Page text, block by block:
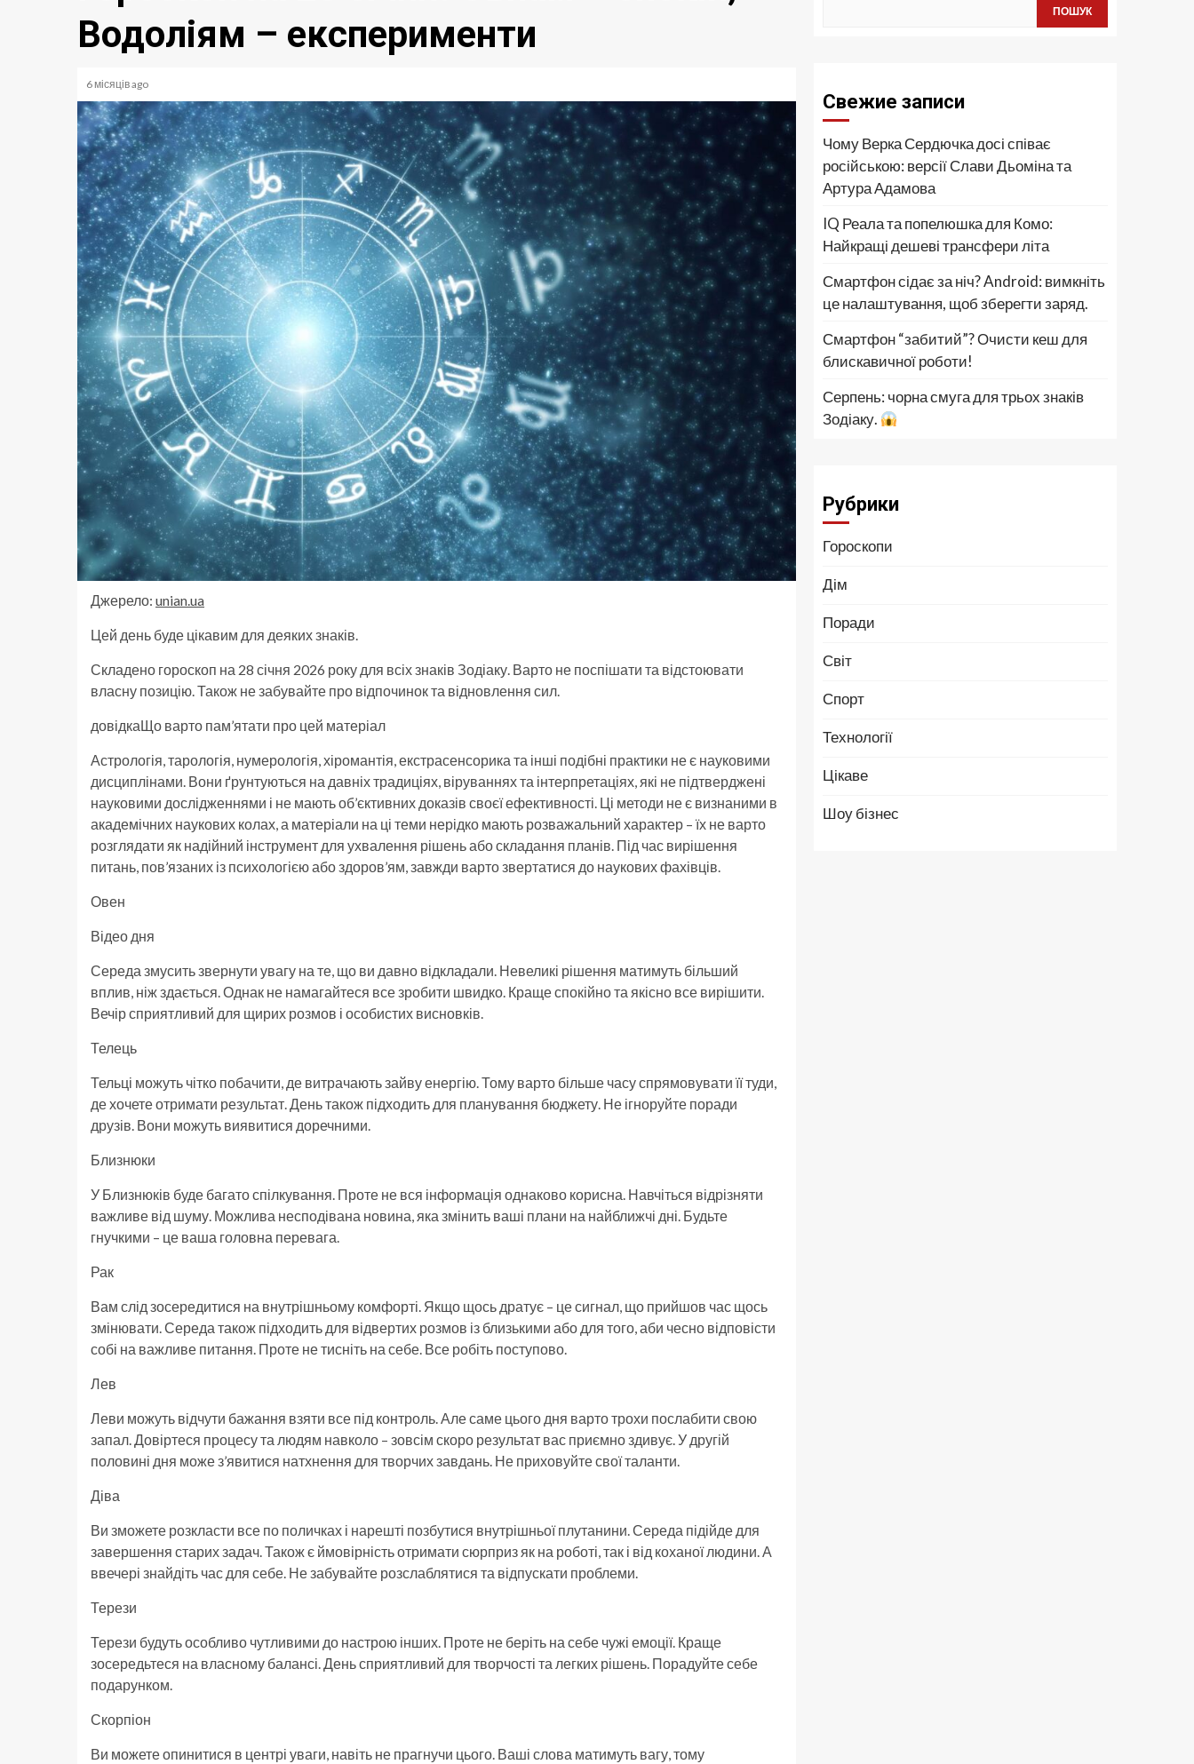
Водоліям – експерименти
6 місяців ago
Джерело: unian.ua
Цей день буде цікавим для деяких знаків.
Складено гороскоп на 28 січня 2026 року для всіх знаків Зодіаку. Варто не поспішати та відстоювати
власну позицію. Також не забувайте про відпочинок та відновлення сил.
довідкаЩо варто пам’ятати про цей матеріал
Астрологія, тарологія, нумерологія, хіромантія, екстрасенсорика та інші подібні практики не є науковими
дисциплінами. Вони ґрунтуються на давніх традиціях, віруваннях та інтерпретаціях, які не підтверджені
науковими дослідженнями і не мають об’єктивних доказів своєї ефективності. Ці методи не є визнаними в
академічних наукових колах, а матеріали на ці теми нерідко мають розважальний характер – їх не варто
розглядати як надійний інструмент для ухвалення рішень або складання планів. Під час вирішення
питань, пов’язаних із психологією або здоров’ям, завжди варто звертатися до наукових фахівців.
Овен
Відео дня
Середа змусить звернути увагу на те, що ви давно відкладали. Невеликі рішення матимуть більший
вплив, ніж здається. Однак не намагайтеся все зробити швидко. Краще спокійно та якісно все вирішити.
Вечір сприятливий для щирих розмов і особистих висновків.
Телець
Тельці можуть чітко побачити, де витрачають зайву енергію. Тому варто більше часу спрямовувати її туди,
де хочете отримати результат. День також підходить для планування бюджету. Не ігноруйте поради
друзів. Вони можуть виявитися доречними.
Близнюки
У Близнюків буде багато спілкування. Проте не вся інформація однаково корисна. Навчіться відрізняти
важливе від шуму. Можлива несподівана новина, яка змінить ваші плани на найближчі дні. Будьте
гнучкими – це ваша головна перевага.
Рак
Вам слід зосередитися на внутрішньому комфорті. Якщо щось дратує – це сигнал, що прийшов час щось
змінювати. Середа також підходить для відвертих розмов із близькими або для того, аби чесно відповісти
собі на важливе питання. Проте не тисніть на себе. Все робіть поступово.
Лев
Леви можуть відчути бажання взяти все під контроль. Але саме цього дня варто трохи послабити свою
запал. Довіртеся процесу та людям навколо – зовсім скоро результат вас приємно здивує. У другій
половині дня може з’явитися натхнення для творчих завдань. Не приховуйте свої таланти.
Діва
Ви зможете розкласти все по поличках і нарешті позбутися внутрішньої плутанини. Середа підійде для
завершення старих задач. Також є ймовірність отримати сюрприз як на роботі, так і від коханої людини. А
ввечері знайдіть час для себе. Не забувайте розслаблятися та відпускати проблеми.
Терези
Терези будуть особливо чутливими до настрою інших. Проте не беріть на себе чужі емоції. Краще
зосередьтеся на власному балансі. День сприятливий для творчості та легких рішень. Порадуйте себе
подарунком.
Скорпіон
Ви можете опинитися в центрі уваги, навіть не прагнучи цього. Ваші слова матимуть вагу, тому
ПОШУК
Свежие записи
Чому Верка Сердючка досі співає
російською: версії Слави Дьоміна та
Артура Адамова
IQ Реала та попелюшка для Комо:
Найкращі дешеві трансфери літа
Смартфон сідає за ніч? Android: вимкніть
це налаштування, щоб зберегти заряд.
Смартфон “забитий”? Очисти кеш для
блискавичної роботи!
Серпень: чорна смуга для трьох знаків
Зодіаку.
Рубрики
Гороскопи
Дім
Поради
Світ
Спорт
Технології
Цікаве
Шоу бізнес